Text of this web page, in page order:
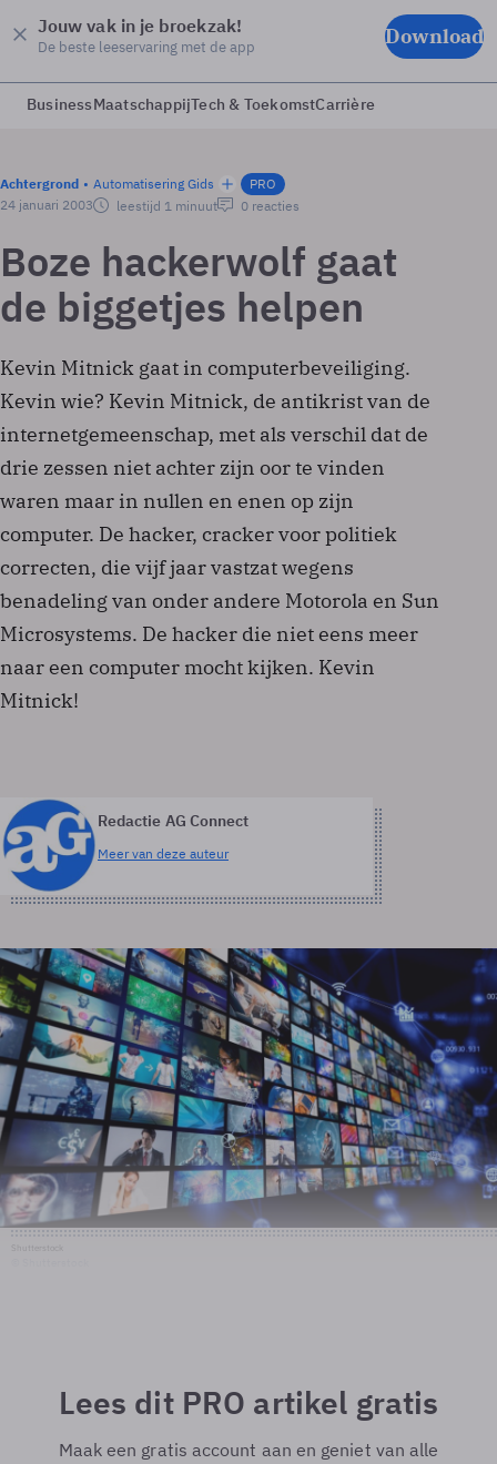
Jouw vak in je broekzak!
De beste leeservaring met de app Download
BusinessMaatschappijTech & ToekomstCarrière
Achtergrond Automatisering Gids
PRO
24 januari 2003
leestijd 1 minuut 0 reacties
Boze hackerwolf gaat
de biggetjes helpen
Kevin Mitnick gaat in computerbeveiliging.
Kevin wie? Kevin Mitnick, de antikrist van de
internetgemeenschap, met als verschil dat de
drie zessen niet achter zijn oor te vinden
waren maar in nullen en enen op zijn
computer. De hacker, cracker voor politiek
correcten, die vijf jaar vastzat wegens
benadeling van onder andere Motorola en Sun
Microsystems. De hacker die niet eens meer
naar een computer mocht kijken. Kevin
Mitnick!
Redactie AG Connect
Meer van deze auteur
Lees dit PRO artikel gratis
Maak een gratis account aan en geniet van alle